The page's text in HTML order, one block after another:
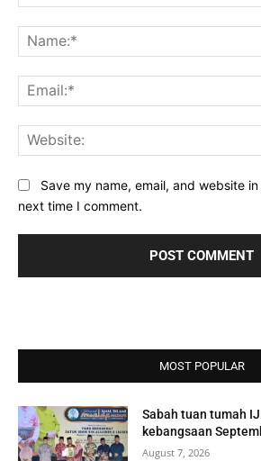
Save my name, email, and website
next time I comment.
MOST POPULAR
Sabah tuan tumah
kebangsaan
August 7, 2026